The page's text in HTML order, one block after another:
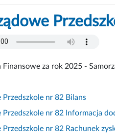
Finansowe za rok 2025 -
Przedszkole nr 82 Bilans
Przedszkole nr 82 Informacja
Przedszkole nr 82 Rachunek